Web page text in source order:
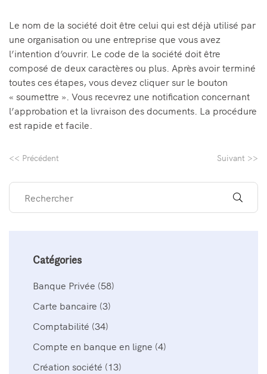
Le nom de la société doit être celui qui est déjà utilisé par
une organisation ou une entreprise que vous avez
l’intention d’ouvrir. Le code de la société doit être
composé de deux caractères ou plus. Après avoir terminé
toutes ces étapes, vous devez cliquer sur le bouton
« soumettre ». Vous recevrez une notification concernant
l’approbation et la livraison des documents. La procédure
est rapide et facile.
<< Précédent Suivant >>
Catégories
Banque Privée (58)
Carte bancaire (3)
Comptabilité (34)
Compte en banque en ligne (4)
Création société (13)